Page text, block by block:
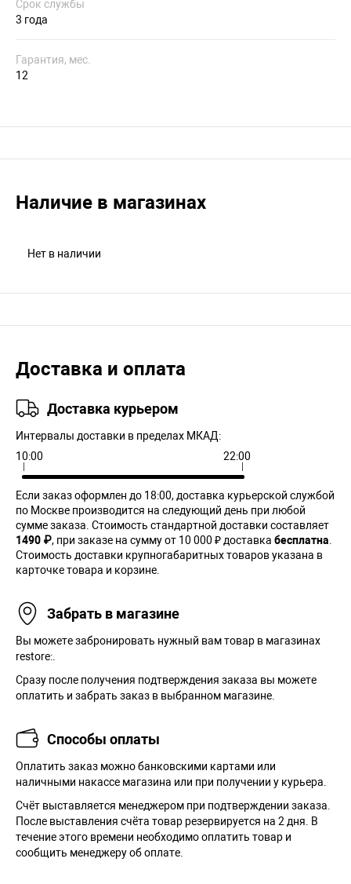
Срок службы
3 года
Гарантия, мес.
12
Наличие в магазинах
Нет в наличии
Доставка и оплата
Доставка курьером
Интервалы доставки в пределах МКАД:
10:00
22:00
Если заказ оформлен до 18:00, доставка курьерской службой
по Москве производится на следующий день при любой
сумме заказа. Cтоимость стандартной доставки составляет
1490 ₽, при заказе на сумму от 10 000 ₽ доставка бесплатна
Стоимость доставки крупногабаритных товаров указана в
карточке товара и корзине.
Забрать в магазине
Вы можете забронировать нужный вам товар в магазинах
restore:.
Сразу после получения подтверждения заказа вы можете
оплатить и забрать заказ в выбранном магазине.
Способы оплаты
Оплатить заказ можно банковскими картами или
наличными накассе магазина или при получении у курьера.
Cчёт выставляется менеджером при подтверждении заказа.
После выставления счёта товар резервируется на 2 дня. В
течение этого времени необходимо оплатить товар и
сообщить менеджеру об оплате.